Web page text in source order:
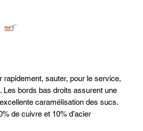
rapidement, sauter, pour le service,
Les bords bas droits assurent une
caramélisation des sucs.
de cuivre et 10% d’acier